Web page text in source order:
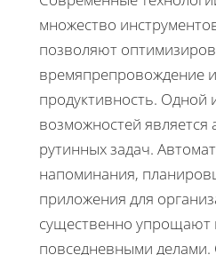
множество
позволяют
времяпрепровождение
продуктивность. Одной
возможностей является
рутинных задач.
напоминания,
приложения для
существенно упрощают
повседневными